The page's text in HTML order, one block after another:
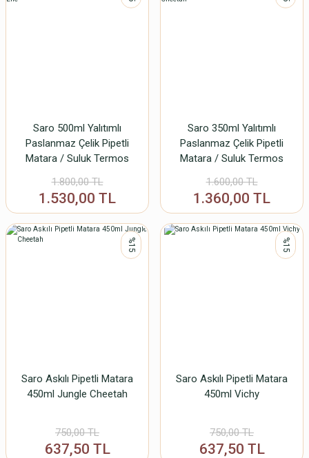
Saro 500ml Yalıtımlı
Paslanmaz Çelik Pipetli
Matara / Suluk Termos
1.800,00 TL
1.530,00 TL
Saro 350ml Yalıtımlı
Paslanmaz Çelik Pipetli
Matara / Suluk Termos
1.600,00 TL
1.360,00 TL
%15
Saro Askılı Pipetli Matara
450ml Jungle Cheetah
750,00 TL
637,50 TL
%15
Saro Askılı Pipetli Matara
450ml Vichy
750,00 TL
637,50 TL